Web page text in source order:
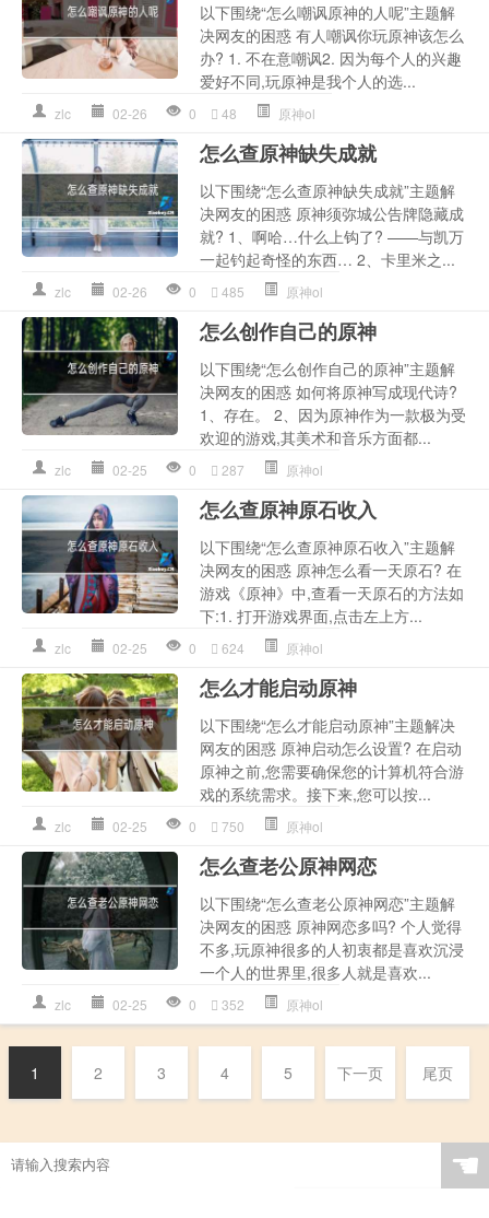
以下围绕“怎么嘲讽原神的人呢”主题解
决网友的困惑 有人嘲讽你玩原神该怎么
办? 1. 不在意嘲讽2. 因为每个人的兴趣
爱好不同,玩原神是我个人的选...
zlc 02-26 0 48 原神ol
怎么查原神缺失成就
以下围绕“怎么查原神缺失成就”主题解
决网友的困惑 原神须弥城公告牌隐藏成
就? 1、啊哈…什么上钩了? ——与凯万
一起钓起奇怪的东西… 2、卡里米之...
zlc 02-26 0 485 原神ol
怎么创作自己的原神
以下围绕“怎么创作自己的原神”主题解
决网友的困惑 如何将原神写成现代诗?
1、存在。 2、因为原神作为一款极为受
欢迎的游戏,其美术和音乐方面都...
zlc 02-25 0 287 原神ol
怎么查原神原石收入
以下围绕“怎么查原神原石收入”主题解
决网友的困惑 原神怎么看一天原石? 在
游戏《原神》中,查看一天原石的方法如
下:1. 打开游戏界面,点击左上方...
zlc 02-25 0 624 原神ol
怎么才能启动原神
以下围绕“怎么才能启动原神”主题解决
网友的困惑 原神启动怎么设置? 在启动
原神之前,您需要确保您的计算机符合游
戏的系统需求。接下来,您可以按...
zlc 02-25 0 750 原神ol
怎么查老公原神网恋
以下围绕“怎么查老公原神网恋”主题解
决网友的困惑 原神网恋多吗? 个人觉得
不多,玩原神很多的人初衷都是喜欢沉浸
一个人的世界里,很多人就是喜欢...
zlc 02-25 0 352 原神ol
1 2 3 4 5 下一页 尾页
☚